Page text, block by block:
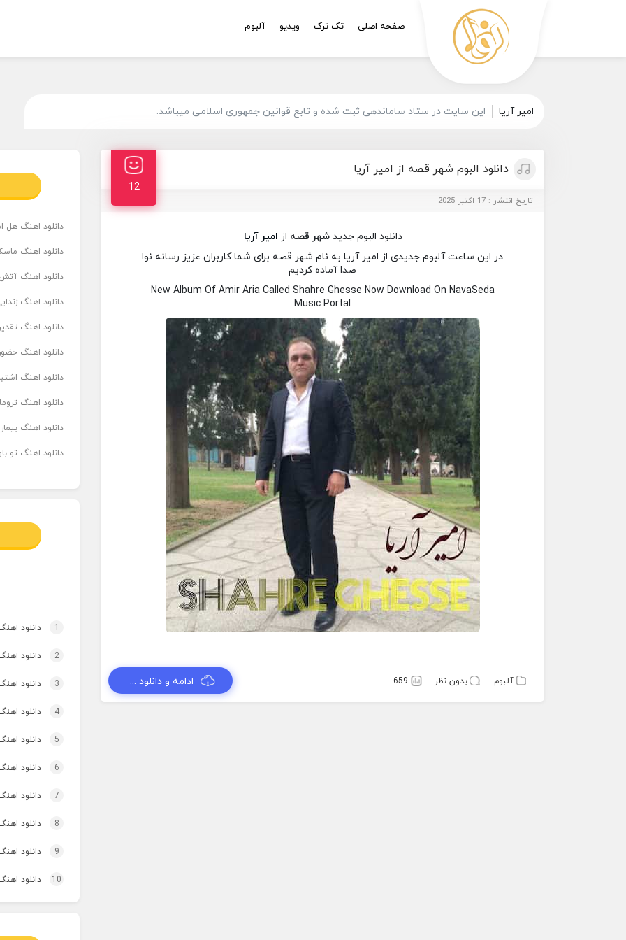
صفحه اصلی تک ترک ویدیو آلبوم
امیر آریا این سایت در ستاد ساماندهی ثبت شده و تابع قوانین جمهوری اسلامی میباشد.
دانلود البوم شهر قصه از امیر آریا
12
تاریخ انتشار : 17 اکتبر 2025
دانلود البوم جدید شهر قصه از امیر آریا
در این ساعت آلبوم جدیدی از امیر آریا به نام شهر قصه برای شما کاربران عزیز رسانه نوا
صدا آماده کردیم
New Album Of Amir Aria Called Shahre Ghesse Now Download On NavaSeda
Music Portal
آلبوم بدون نظر 659 ادامه و دانلود ...
دانلود اهنگ هل
دانلود اهنگ
دانلود اهنگ
دانلود اهنگ
دانلود اهنگ
دانلود اهنگ
دانلود اهنگ
دانلود اهنگ
دانلود اهنگ
دانلود اهنگ تو
1 دانلود اهنگ تاپ
2 دانلود
3 دانلود اهنگ برنو
4 دانلود
5 دانلود
6 دانلود
7 دانلود
8 دانلود
9 دانلود
10 دانلود